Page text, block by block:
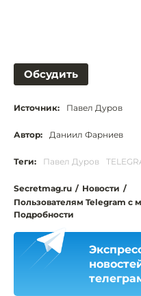
Обсудить
Источник: Павел Дуров
Автор: Даниил Фарниев
Теги: Павел Дуров
Secretmag.ru / Новости /
Пользователям Telegram с
Подробности